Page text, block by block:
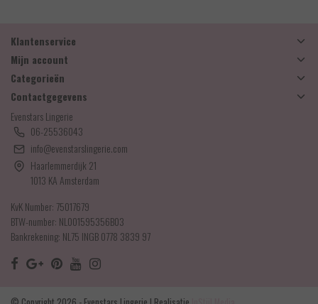
Klantenservice
Mijn account
Categorieën
Contactgegevens
Evenstars Lingerie
06-25536043
info@evenstarslingerie.com
Haarlemmerdijk 21
1013 KA Amsterdam
KvK Number: 75017679
BTW-number: NL001595356B03
Bankrekening: NL75 INGB 0778 3839 97